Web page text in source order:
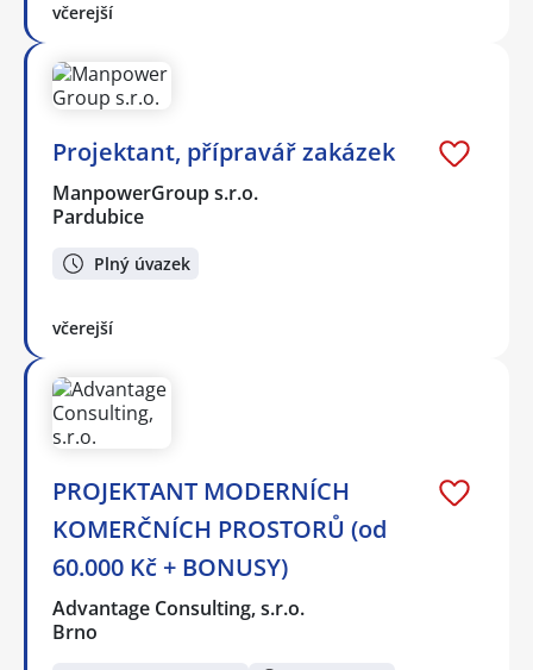
včerejší
Projektant, přípravář zakázek
ManpowerGroup s.r.o.
Pardubice
Plný úvazek
včerejší
PROJEKTANT MODERNÍCH
KOMERČNÍCH PROSTORŮ (od
60.000 Kč + BONUSY)
Advantage Consulting, s.r.o.
Brno